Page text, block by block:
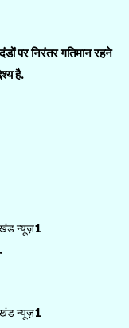
पर निरंतर गतिमान रहने
है.
न्यूज़1
न्यूज़1